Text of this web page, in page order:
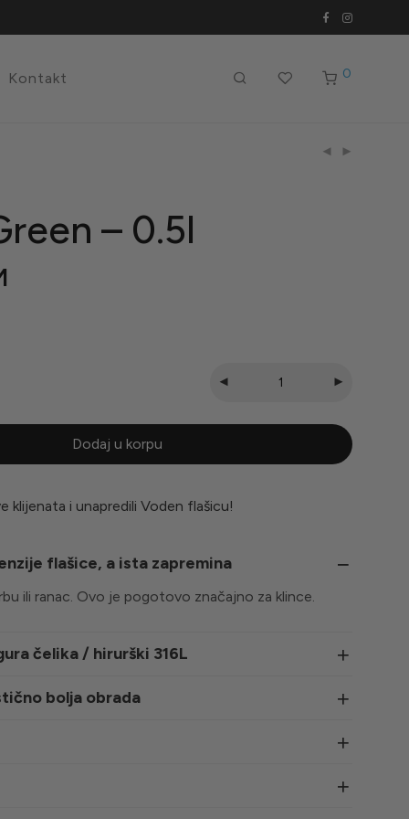
Kontakt 0
– 0.5l
Dodaj u korpu
klijenata i unapredili Voden flašicu!
flašice, a ista zapremina
ili ranac. Ovo je pogotovo značajno za klince.
čelika / hirurški 316L
bolja obrada